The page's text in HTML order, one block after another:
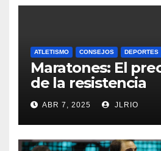
ATLETISMO CONSEJOS DEPORTES
Maratones: El
de la resistencia
ABR 7, 2025 JLRIO